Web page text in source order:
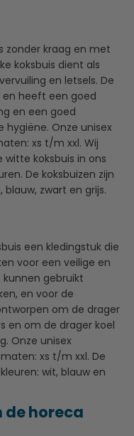
zonder kraag en met
koksbuis dient als
en letsels. De
heeft een goed
en een goed
Onze unisex
xs t/m xxl. Wij
koksbuis in ons
De koksbuizen zijn
blauw, zwart en grijs.
een kledingstuk die
voor een veilige en
kunnen gebruikt
en voor de
om de drager
en om de drager koel
Onze unisex
xs t/m xxl. De
wit, blauw en
de horeca